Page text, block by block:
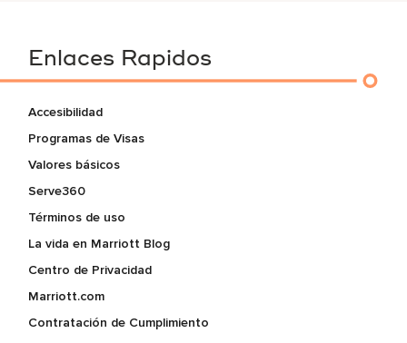
Enlaces Rapidos
Accesibilidad
Programas de Visas
Valores básicos
Serve360
Términos de uso
La vida en Marriott Blog
Centro de Privacidad
Marriott.com
Contratación de Cumplimiento